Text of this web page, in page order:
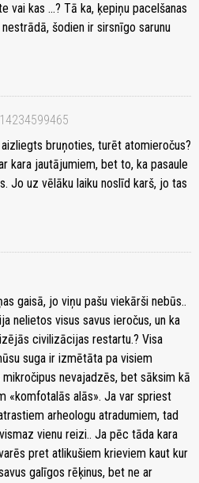
vai kas ...? Tā ka, ķepiņu pacelšanas
šodien ir sirsnīgo sarunu
bruņoties, turēt atomieročus?
kara jautājumiem, bet to, ka pasaule
Jo uz vēlāku laiku noslīd karš, jo tas
gaisā, jo viņu pašu viekārši nebūs..
nelietos visus savus ieročus, un ka
civilizācijas restartu.? Visa
suga ir izmētāta pa visiem
nevajadzēs, bet sāksim kā
«komfotalās alās». Ja var spriest
arheologu atradumiem, tad
vienu reizi.. Ja pēc tāda kara
pret atlikušiem krieviem kaut kur
galīgos rēķinus, bet ne ar